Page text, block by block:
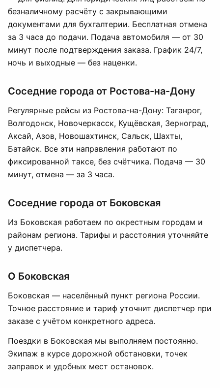
безналичному расчёту с закрывающими
документами для бухгалтерии. Бесплатная отмена
за 3 часа до подачи. Подача автомобиля — от 30
минут после подтверждения заказа. График 24/7,
ночь и выходные — без наценки.
Соседние города от Ростова-на-Дону
Регулярные рейсы из Ростова-на-Дону: Таганрог,
Волгодонск, Новочеркасск, Кущёвская, Зерноград,
Аксай, Азов, Новошахтинск, Сальск, Шахты,
Батайск. Все эти направления работают по
фиксированной таксе, без счётчика. Подача — 30
минут, отмена — за 3 часа.
Соседние города от Боковская
Из Боковская работаем по окрестным городам и
районам региона. Тарифы и расстояния уточняйте
у диспетчера.
О Боковская
Боковская — населённый пункт региона России.
Точное расстояние и тариф уточнит диспетчер при
заказе с учётом конкретного адреса.
Поездки в Боковская мы выполняем постоянно.
Экипаж в курсе дорожной обстановки, точек
заправок и удобных мест остановок.